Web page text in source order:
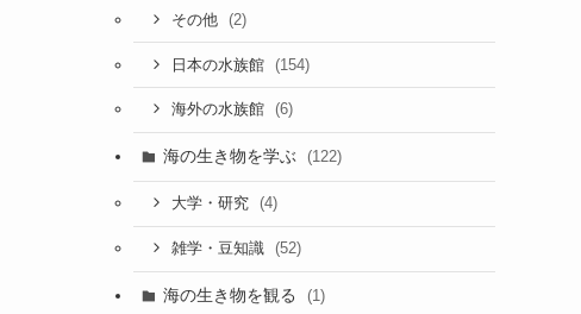
その他 (2)
日本の水族館 (154)
海外の水族館 (6)
海の生き物を学ぶ (122)
大学・研究 (4)
雑学・豆知識 (52)
海の生き物を観る (1)